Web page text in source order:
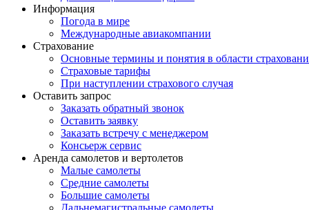
Информация
Погода в мире
Международные авиакомпании
Страхование
Основные термины и понятия в области
Страховые тарифы
При наступлении страхового случая
Оставить запрос
Заказать обратный звонок
Оставить заявку
Заказать встречу с менеджером
Консьерж сервис
Аренда самолетов и вертолетов
Малые самолеты
Средние самолеты
Большие самолеты
Дальнемагистральные самолеты